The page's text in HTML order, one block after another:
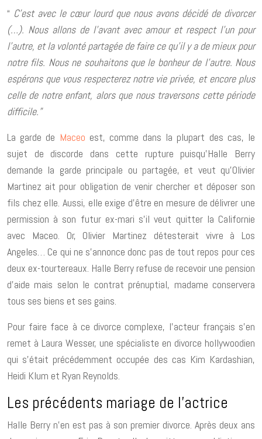
“ C’est avec le cœur lourd que nous avons décidé de divorcer
(…). Nous allons de l’avant avec amour et respect l’un pour
l’autre, et la volonté parta­gée de faire ce qu’il y a de mieux pour
notre fils. Nous ne souhai­tons que le bonheur de l’autre. Nous
espé­rons que vous respec­te­rez notre vie privée, et encore plus
celle de notre enfant, alors que nous traver­sons cette période
diffi­cile.”
La garde de Maceo est, comme dans la plupart des cas, le
sujet de discorde dans cette rupture puisqu’Halle Berry
demande la garde principale ou partagée, et veut qu’Olivier
Martinez ait pour obligation de venir chercher et déposer son
fils chez elle. Aussi, elle exige d’être en mesure de délivrer une
permission à son futur ex-mari s’il veut quitter la Californie
avec Maceo. Or, Olivier Martinez détesterait vivre à Los
Angeles… Ce qui ne s’annonce donc pas de tout repos pour ces
deux ex-tourtereaux. Halle Berry refuse de recevoir une pension
d’aide mais selon le contrat prénuptial, madame conservera
tous ses biens et ses gains.
Pour faire face à ce divorce complexe, l’acteur français s’en
remet à Laura Wesser, une spécialiste en divorce hollywoodien
qui s’était précédemment occupée des cas Kim Kardashian,
Heidi Klum et Ryan Reynolds.
Les précédents mariage de l’actrice
Halle Berry n’en est pas à son premier divorce. Après deux ans